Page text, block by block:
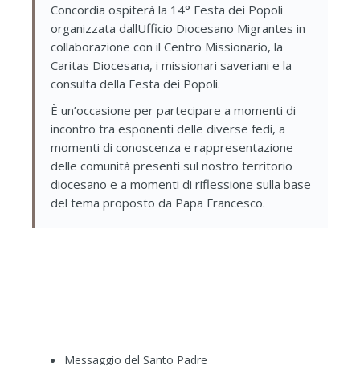
Concordia ospiterà la 14° Festa dei Popoli
organizzata dallUfficio Diocesano Migrantes in
collaborazione con il Centro Missionario, la
Caritas Diocesana, i missionari saveriani e la
consulta della Festa dei Popoli.
È un’occasione per partecipare a momenti di
incontro tra esponenti delle diverse fedi, a
momenti di conoscenza e rappresentazione
delle comunità presenti sul nostro territorio
diocesano e a momenti di riflessione sulla base
del tema proposto da Papa Francesco.
Messaggio del Santo Padre